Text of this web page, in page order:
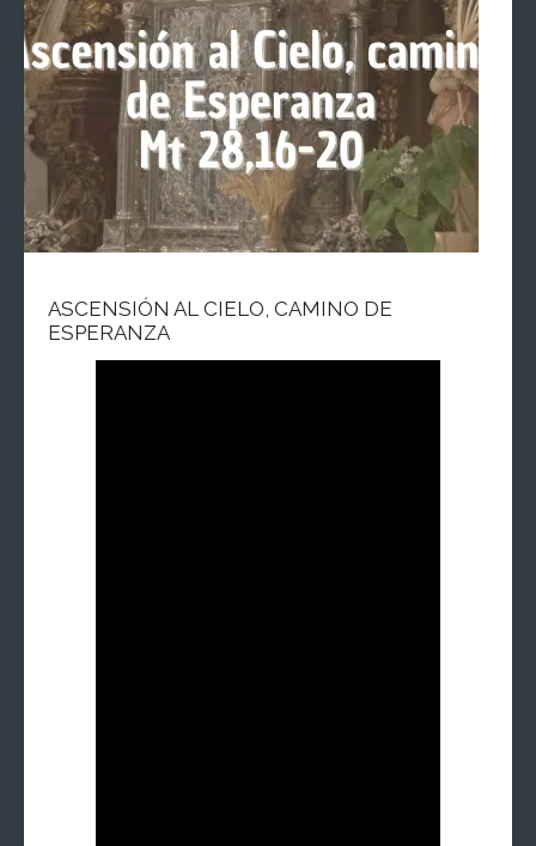
ASCENSIÓN AL CIELO, CAMINO DE
ESPERANZA